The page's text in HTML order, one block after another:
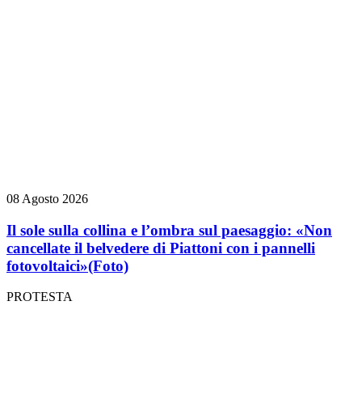
08 Agosto 2026
Il sole sulla collina e l’ombra sul paesaggio: «Non
cancellate il belvedere di Piattoni con i pannelli
fotovoltaici»(Foto)
PROTESTA